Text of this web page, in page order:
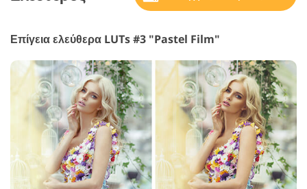
Επίγεια ελεύθερα LUTs #3 "Pastel Film"